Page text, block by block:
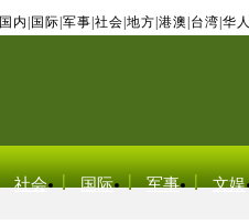
国内 国际 军事 社会 地方 港澳 台湾 华人
社会 国际 军事 文娱